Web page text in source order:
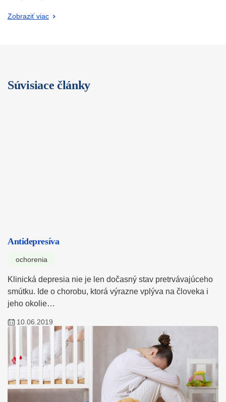
Zobraziť viac
Súvisiace články
Antidepresíva
ochorenia
Klinická depresia nie je len dočasný stav pretrvávajúceho
smútku. Ide o chorobu, ktorá výrazne vplýva na človeka i
jeho okolie…
10.06.2019